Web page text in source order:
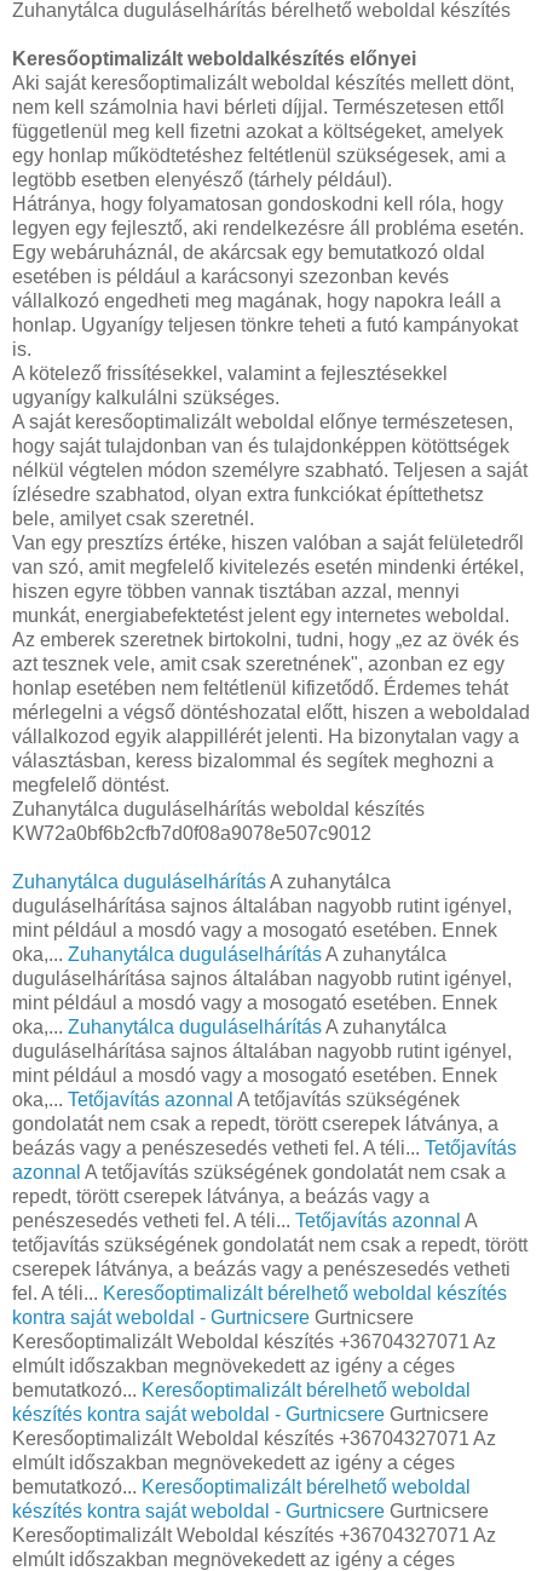
Zuhanytálca duguláselhárítás bérelhető weboldal készítés
Keresőoptimalizált weboldalkészítés előnyei
Aki saját keresőoptimalizált weboldal készítés mellett dönt,
nem kell számolnia havi bérleti díjjal. Természetesen ettől
függetlenül meg kell fizetni azokat a költségeket, amelyek
egy honlap működtetéshez feltétlenül szükségesek, ami a
legtöbb esetben elenyésző (tárhely például).
Hátránya, hogy folyamatosan gondoskodni kell róla, hogy
legyen egy fejlesztő, aki rendelkezésre áll probléma esetén.
Egy webáruháznál, de akárcsak egy bemutatkozó oldal
esetében is például a karácsonyi szezonban kevés
vállalkozó engedheti meg magának, hogy napokra leáll a
honlap. Ugyanígy teljesen tönkre teheti a futó kampányokat
is.
A kötelező frissítésekkel, valamint a fejlesztésekkel
ugyanígy kalkulálni szükséges.
A saját keresőoptimalizált weboldal előnye természetesen,
hogy saját tulajdonban van és tulajdonképpen kötöttségek
nélkül végtelen módon személyre szabható. Teljesen a saját
ízlésedre szabhatod, olyan extra funkciókat építtethetsz
bele, amilyet csak szeretnél.
Van egy presztízs értéke, hiszen valóban a saját felületedről
van szó, amit megfelelő kivitelezés esetén mindenki értékel,
hiszen egyre többen vannak tisztában azzal, mennyi
munkát, energiabefektetést jelent egy internetes weboldal.
Az emberek szeretnek birtokolni, tudni, hogy „ez az övék és
azt tesznek vele, amit csak szeretnének", azonban ez egy
honlap esetében nem feltétlenül kifizetődő. Érdemes tehát
mérlegelni a végső döntéshozatal előtt, hiszen a weboldalad
vállalkozod egyik alappillérét jelenti. Ha bizonytalan vagy a
választásban, keress bizalommal és segítek meghozni a
megfelelő döntést.
Zuhanytálca duguláselhárítás weboldal készítés
KW72a0bf6b2cfb7d0f08a9078e507c9012
Zuhanytálca duguláselhárításA zuhanytálca
duguláselhárítása sajnos általában nagyobb rutint igényel,
mint például a mosdó vagy a mosogató esetében. Ennek
oka,... Zuhanytálca duguláselhárításA zuhanytálca
duguláselhárítása sajnos általában nagyobb rutint igényel,
mint például a mosdó vagy a mosogató esetében. Ennek
oka,... Zuhanytálca duguláselhárításA zuhanytálca
duguláselhárítása sajnos általában nagyobb rutint igényel,
mint például a mosdó vagy a mosogató esetében. Ennek
oka,... Tetőjavítás azonnal A tetőjavítás szükségének
gondolatát nem csak a repedt, törött cserepek látványa, a
beázás vagy a penészesedés vetheti fel. A téli... Tetőjavítás
azonnal A tetőjavítás szükségének gondolatát nem csak a
repedt, törött cserepek látványa, a beázás vagy a
penészesedés vetheti fel. A téli... Tetőjavítás azonnal A
tetőjavítás szükségének gondolatát nem csak a repedt, törött
cserepek látványa, a beázás vagy a penészesedés vetheti
fel. A téli... Keresőoptimalizált bérelhető weboldal készítés
kontra saját weboldal - Gurtnicsere Gurtnicsere
Keresőoptimalizált Weboldal készítés +36704327071 Az
elmúlt időszakban megnövekedett az igény a céges
bemutatkozó... Keresőoptimalizált bérelhető weboldal
készítés kontra saját weboldal - Gurtnicsere Gurtnicsere
Keresőoptimalizált Weboldal készítés +36704327071 Az
elmúlt időszakban megnövekedett az igény a céges
bemutatkozó... Keresőoptimalizált bérelhető weboldal
készítés kontra saját weboldal - Gurtnicsere Gurtnicsere
Keresőoptimalizált Weboldal készítés +36704327071 Az
elmúlt időszakban megnövekedett az igény a céges